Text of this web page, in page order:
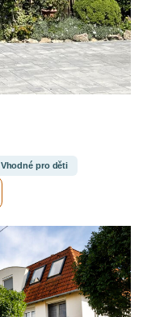
Vhodné pro děti